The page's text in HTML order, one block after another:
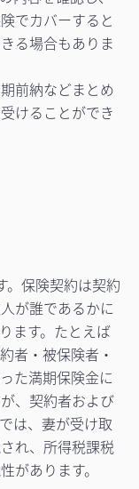
でカバーすると
る場合もありま
前納などまとめ
けることができ
。保険契約は契約
が誰であるかに
ます。たとえば
者・被保険者・
た満期保険金に
、契約者および
は、妻が受け取
れ、所得税課税
があります。